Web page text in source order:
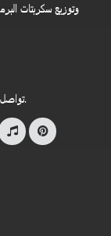
وتوزيع سكربتات
تواصل معنا عبر مختلف وسائل التواصل الاجتماعي.